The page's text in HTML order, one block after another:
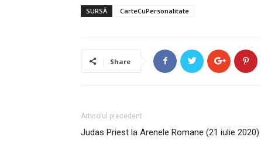
SURSĂ CarteCuPersonalitate
Share
Articolul precedent
Judas Priest la Arenele Romane (21 iulie 2020)